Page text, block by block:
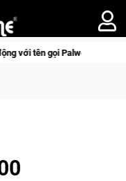
gọi Palworld Online